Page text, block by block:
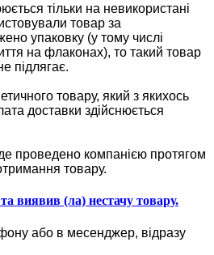
тільки на невикористані
товар за
упаковку (у тому числі
на флаконах), то такий товар
підлягає.
товару, який з якихось
доставки здійснюється
проведено компанією протягом
товару.
виявив (ла) нестачу товару.
або в месенджер, відразу